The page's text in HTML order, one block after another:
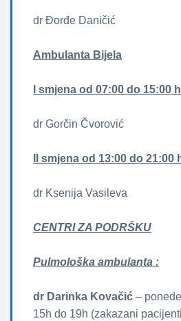
dr Đorđe Daničić
Ambulanta Bijela
I smjena od 07:00 do 15:00 h
dr Gorčin Čvorović
II smjena od 13:00 do 21:00
dr Ksenija Vasileva
CENTRI ZA PODRŠKU
Pulmološka ambulanta :
dr Darinka Kovačić –
15h do 19h (zakazani